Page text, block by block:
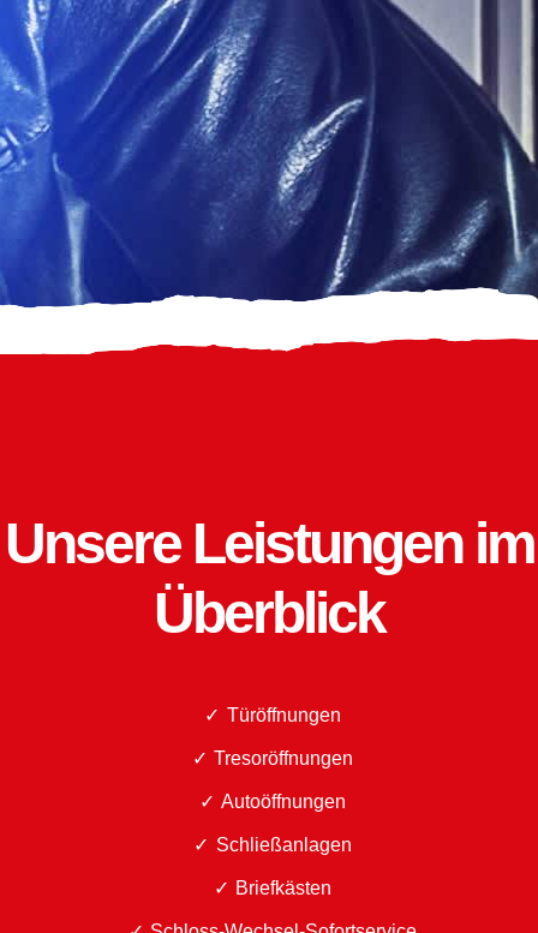
Unsere Leistungen im
Überblick
Türöffnungen
Tresoröffnungen
Autoöffnungen
Schließanlagen
Briefkästen